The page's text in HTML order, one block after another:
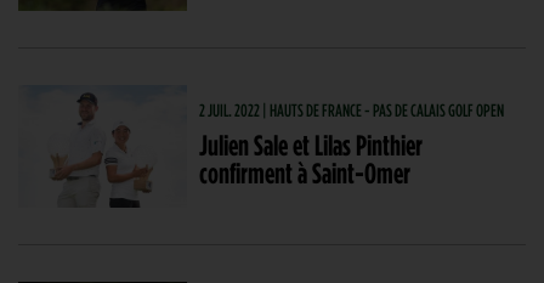
2 JUIL. 2022 | HAUTS DE FRANCE - PAS DE CALAIS GOLF OPEN
Julien Sale et Lilas Pinthier
confirment à Saint-Omer